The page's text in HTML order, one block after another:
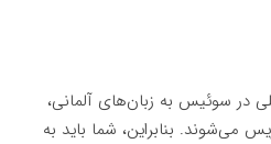
در سوئیس به زبان‌های آلمانی،
می‌شوند. بنابراین، شما باید به